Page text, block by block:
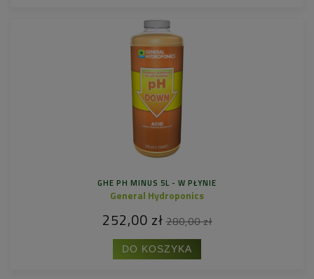
GHE PH MINUS 5L - W PŁYNIE
General Hydroponics
252,00 zł 280,00 zł
DO KOSZYKA